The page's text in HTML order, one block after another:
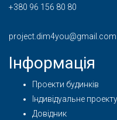
+380 96 156 80 80
project.dim4you@gmail.com
Інформація
Проекти будинків
Індивідуальне
Довідник